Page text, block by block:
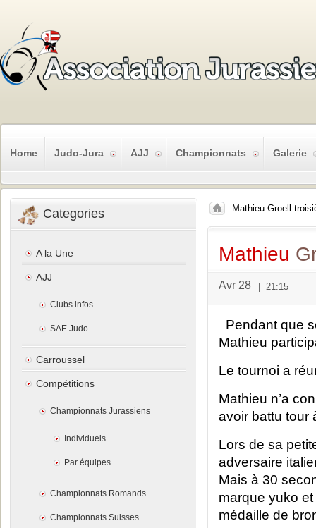
Home Judo-Jura AJJ Championnats Galerie
Mathieu Groell
Mathieu
Avr 28 21:15
Pendant que
Mathieu
Le tournoi a
Mathieu n’a
avoir battu tour
Lors de sa
adversaire
Mais à 30
marque yuko et
médaille de
Categories
A la Une
AJJ
Clubs infos
SAE Judo
Carroussel
Compétitions
Championnats Jurassiens
Individuels
Par équipes
Championnats Romands
Championnats Suisses